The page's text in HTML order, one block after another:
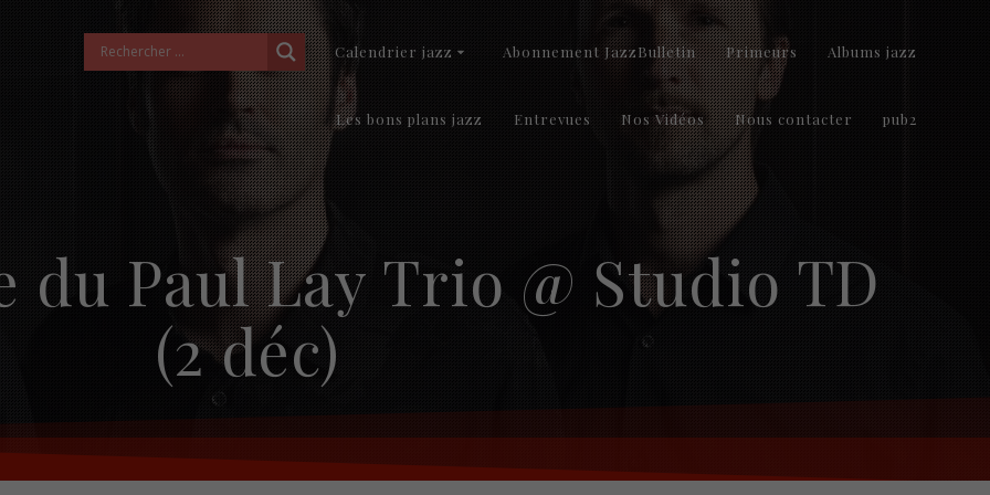
Calendrier jazz Abonnement JazzBulletin Primeurs Albums jazz
Les bons plans jazz Entrevues Nos Vidéos Nous contacter pub2
du Paul Lay Trio @ Studio TD
(2 déc)